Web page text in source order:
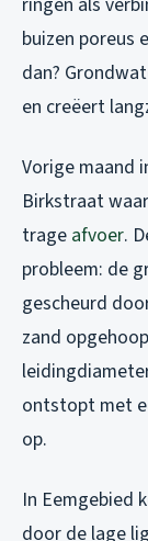
buizen poreus
dan?
en creëert
Vorige maand
Birkstraat
trage afvoer.
probleem: de
gescheurd
zand
ontstopt met
op.
In Eemgebied
door de lage